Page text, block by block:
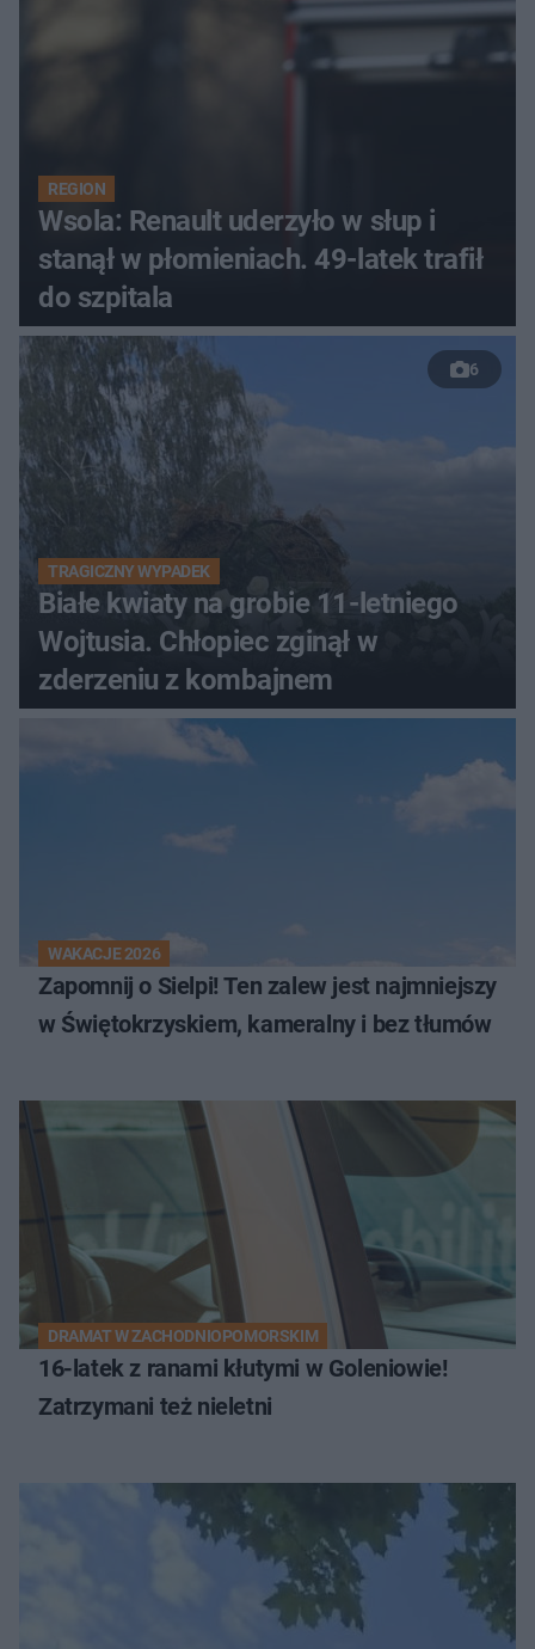
REGION
Wsola: Renault uderzyło w słup i
stanął w płomieniach. 49-latek trafił
do szpitala
6
TRAGICZNY WYPADEK
Białe kwiaty na grobie 11-letniego
Wojtusia. Chłopiec zginął w
zderzeniu z kombajnem
WAKACJE 2026
Zapomnij o Sielpi! Ten zalew jest najmniejszy
w Świętokrzyskiem, kameralny i bez tłumów
DRAMAT W ZACHODNIOPOMORSKIM
16-latek z ranami kłutymi w Goleniowie!
Zatrzymani też nieletni